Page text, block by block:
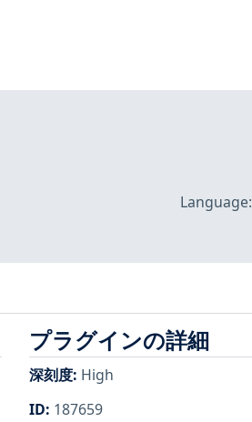
Language:
プラグインの詳細
深刻度: High
ID: 187659